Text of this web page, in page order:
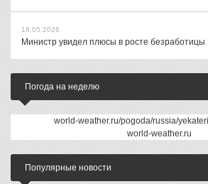
18.05.2026
Министр увидел плюсы в росте безработицы
Погода на неделю
world-weather.ru/pogoda/russia/
world-weather.ru
Популярные новости